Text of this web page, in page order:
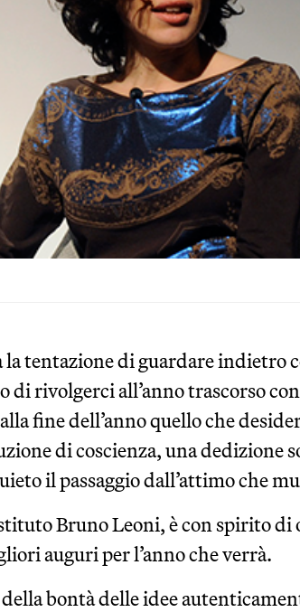
tentazione di guardare indietro
di rivolgerci all’anno trascorso
fine dell’anno quello che
di coscienza, una dedizione
il passaggio dall’attimo che
Bruno Leoni, è con spirito
auguri per l’anno che verrà.
bontà delle idee